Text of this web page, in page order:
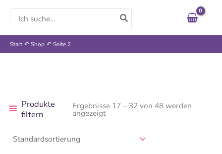
Search
for:
Start Shop Seite 2
Produkte
filtern
Ergebnisse 17 – 32 von 48 werden
angezeigt